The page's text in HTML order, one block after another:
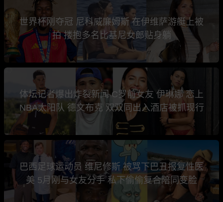
世界杯刚夺冠 尼科威廉姆斯 在伊维萨游艇上被
拍 搂抱多名比基尼女郎贴身躺
体坛记者爆出炸裂新闻 C罗前女友 伊琳娜 恋上
NBA太阳队 德文布克 双双同出入酒店被抓现行
巴西足球运动员 维尼修斯 被骂下巴丑报复性医
美 5月刚与女友分手 私下偷偷复合陪同变脸